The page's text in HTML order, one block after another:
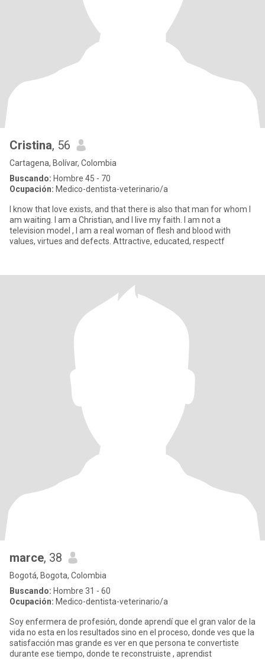
Cristina, 56
Cartagena, Bolívar, Colombia
Buscando: Hombre 45 - 70
Ocupación: Medico-dentista-veterinario/a
I know that love exists, and that there is also that man for whom I
am waiting. I am a Christian, and I live my faith. I am not a
television model , I am a real woman of flesh and blood with
values, virtues and defects. Attractive, educated, respectf
marce, 38
Bogotá, Bogota, Colombia
Buscando: Hombre 31 - 60
Ocupación: Medico-dentista-veterinario/a
Soy enfermera de profesión, donde aprendí que el gran valor de la
vida no esta en los resultados sino en el proceso, donde ves que la
satisfacción mas grande es ver en que persona te convertiste
durante ese tiempo, donde te reconstruiste , aprendist